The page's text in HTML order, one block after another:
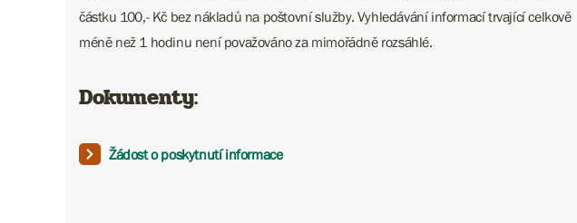
částku 100,- Kč bez nákladů na poštovní služby. Vyhledávání informací trvající celkově
méně než 1 hodinu není považováno za mimořádně rozsáhlé.
Dokumenty:
Žádost o poskytnutí informace